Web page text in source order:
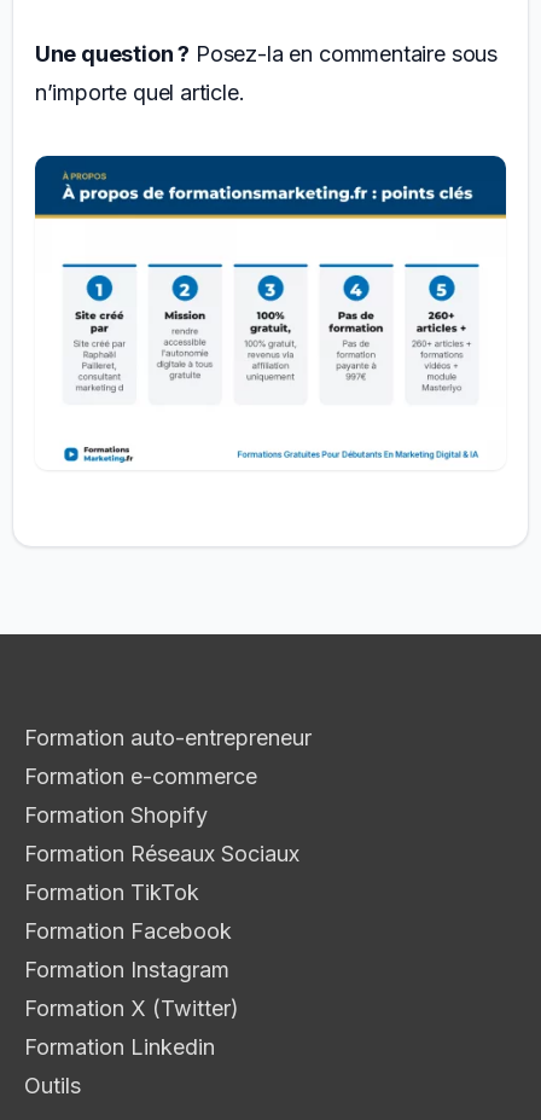
Une question ? Posez-la en commentaire sous
n’importe quel article.
Formation auto-entrepreneur
Formation e-commerce
Formation Shopify
Formation Réseaux Sociaux
Formation TikTok
Formation Facebook
Formation Instagram
Formation X (Twitter)
Formation Linkedin
Outils